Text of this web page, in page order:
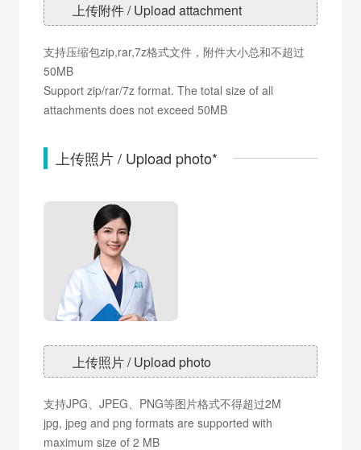
上传附件 / Upload attachment
支持压缩包zip,rar,7z格式文件，附件大小总和不超过
50MB
Support zip/rar/7z format. The total size of all
attachments does not exceed 50MB
上传照片 / Upload photo*
上传照片 / Upload photo
支持JPG、JPEG、PNG等图片格式不得超过2M
jpg, jpeg and png formats are supported with
maximum size of 2 MB